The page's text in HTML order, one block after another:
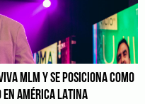
MLM Y SE POSICIONA COMO
EN AMÉRICA LATINA